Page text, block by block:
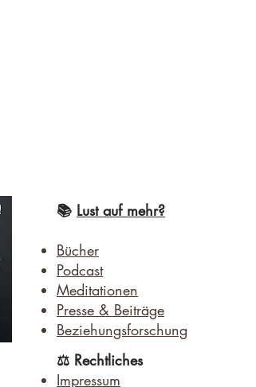
​📚 Lust auf mehr?
Bücher
Podcast
Meditationen
​Presse & Beiträge
Beziehungsforschung
⚖️ Rechtliches
​Impressum